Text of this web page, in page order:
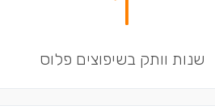
שנות וותק בשיפוצים פלוס